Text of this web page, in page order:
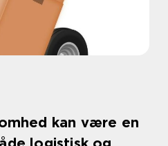
kan være en